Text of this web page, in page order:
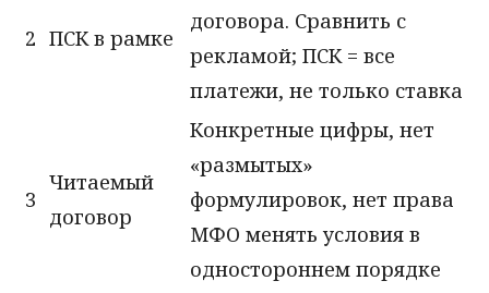
2 ПСК в рамке
договора. Сравнить с
рекламой; ПСК = все
платежи, не только ставка
3
Читаемый
договор
Конкретные цифры, нет
«размытых»
формулировок, нет права
МФО менять условия в
одностороннем порядке